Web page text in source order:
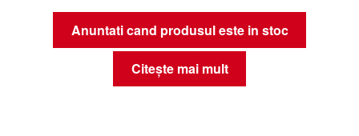
Anuntati cand produsul este in stoc
Citește mai mult